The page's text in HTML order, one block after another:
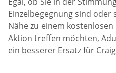
Einzelbegegnung sind
Nähe zu einem
Aktion treffen möchten,
ein besserer Ersatz für